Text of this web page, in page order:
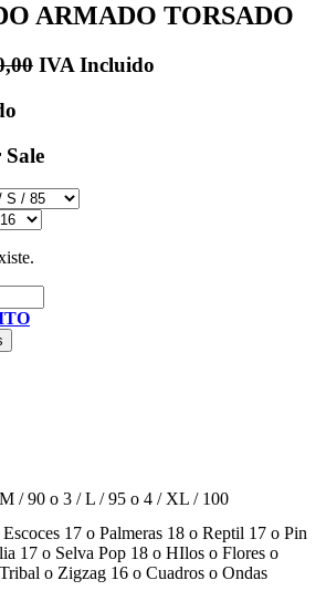
ARMADO TORSADO
IVA Incluido
/ 90 o 3 / L / 95 o 4 / XL / 100
Escoces 17 o Palmeras 18 o Reptil 17 o Pin
17 o Selva Pop 18 o HIlos o Flores o
Tribal o Zigzag 16 o Cuadros o Ondas